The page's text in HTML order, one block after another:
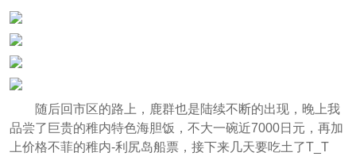
随后回市区的路上，鹿群也是陆续不断的出现，晚上我
品尝了巨贵的稚内特色海胆饭，不大一碗近7000日元，再加
上价格不菲的稚内-利尻岛船票，接下来几天要吃土了T_T